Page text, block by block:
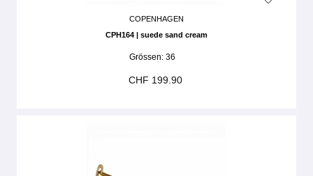
COPENHAGEN
CPH164 | suede sand cream
Grössen: 36
CHF 199.90